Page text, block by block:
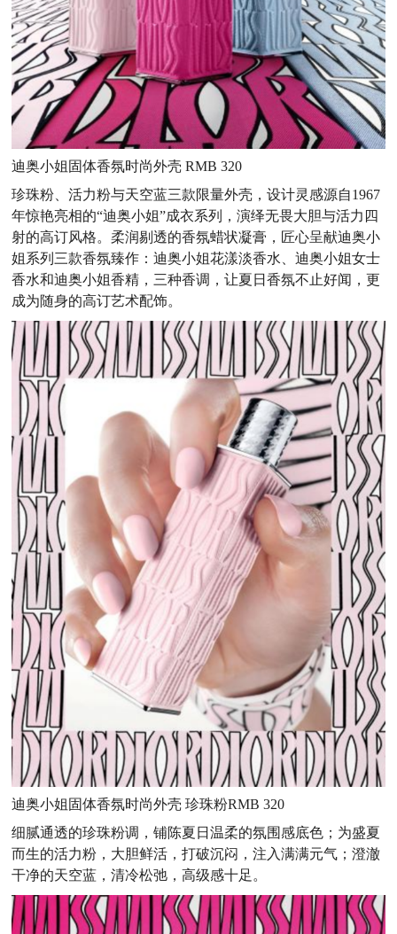
迪奥小姐固体香氛时尚外壳 RMB 320
珍珠粉、活力粉与天空蓝三款限量外壳，设计灵感源自1967
年惊艳亮相的“迪奥小姐”成衣系列，演绎无畏大胆与活力四
射的高订风格。柔润剔透的香氛蜡状凝膏，匠心呈献迪奥小
姐系列三款香氛臻作：迪奥小姐花漾淡香水、迪奥小姐女士
香水和迪奥小姐香精，三种香调，让夏日香氛不止好闻，更
成为随身的高订艺术配饰。
迪奥小姐固体香氛时尚外壳 珍珠粉RMB 320
细腻通透的珍珠粉调，铺陈夏日温柔的氛围感底色；为盛夏
而生的活力粉，大胆鲜活，打破沉闷，注入满满元气；澄澈
干净的天空蓝，清冷松弛，高级感十足。